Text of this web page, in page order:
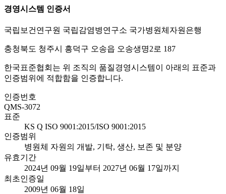
경영시스템 인증서
국립보건연구원 국립감염병연구소 국가병원체자원은행
충청북도 청주시 흥덕구 오송읍 오송생명2로 187
한국표준협회는 위 조직의 품질경영시스템이 아래의 표준과
인증범위에 적합함을 인증합니다.
인증번호
QMS-3072
표준
KS Q ISO 9001:2015/ISO 9001:2015
인증범위
병원체 자원의 개발, 기탁, 생산, 보존 및 분양
유효기간
2024년 09월 19일부터 2027년 06월 17일까지
최초인증일
2009년 06월 18일